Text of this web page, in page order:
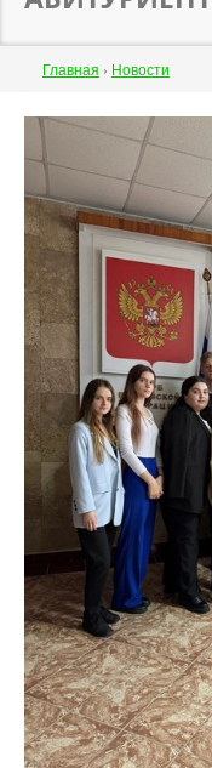
Строка
Главная › Новости
Back
to
top